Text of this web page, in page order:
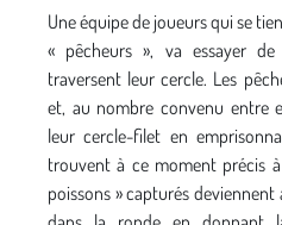
Une équipe de joueurs qui se
« pêcheurs », va essayer
traversent leur cercle. Les
et, au nombre convenu entre
leur cercle-filet en
trouvent à ce moment précis
poissons » capturés